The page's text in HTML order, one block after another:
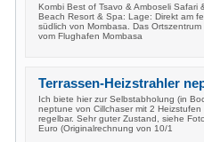
Kombi Best of Tsavo & Amboseli
Beach Resort & Spa: Lage: Direkt am
südlich von Mombasa. Das
vom Flughafen Mombasa
Terrassen-Heizstrahler
Ich biete hier zur Selbstabholung (in
neptune von Cillchaser mit 2
regelbar. Sehr guter Zustand, siehe
Euro (Originalrechnung von 10/1